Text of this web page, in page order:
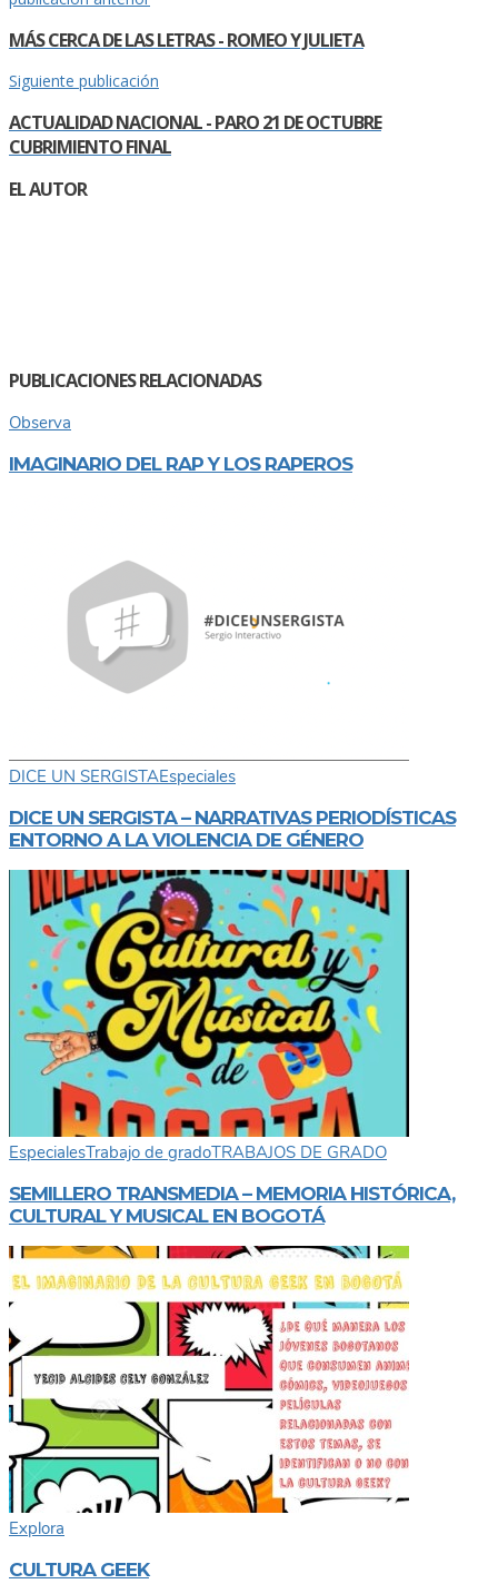
MÁS CERCA DE LAS LETRAS - ROMEO Y JULIETA
Siguiente publicación
ACTUALIDAD NACIONAL - PARO 21 DE OCTUBRE
CUBRIMIENTO FINAL
EL AUTOR
PUBLICACIONES RELACIONADAS
Observa
IMAGINARIO DEL RAP Y LOS RAPEROS
DICE UN SERGISTAEspeciales
DICE UN SERGISTA – NARRATIVAS PERIODÍSTICAS
ENTORNO A LA VIOLENCIA DE GÉNERO
EspecialesTrabajo de gradoTRABAJOS DE GRADO
SEMILLERO TRANSMEDIA – MEMORIA HISTÓRICA,
CULTURAL Y MUSICAL EN BOGOTÁ
Explora
CULTURA GEEK